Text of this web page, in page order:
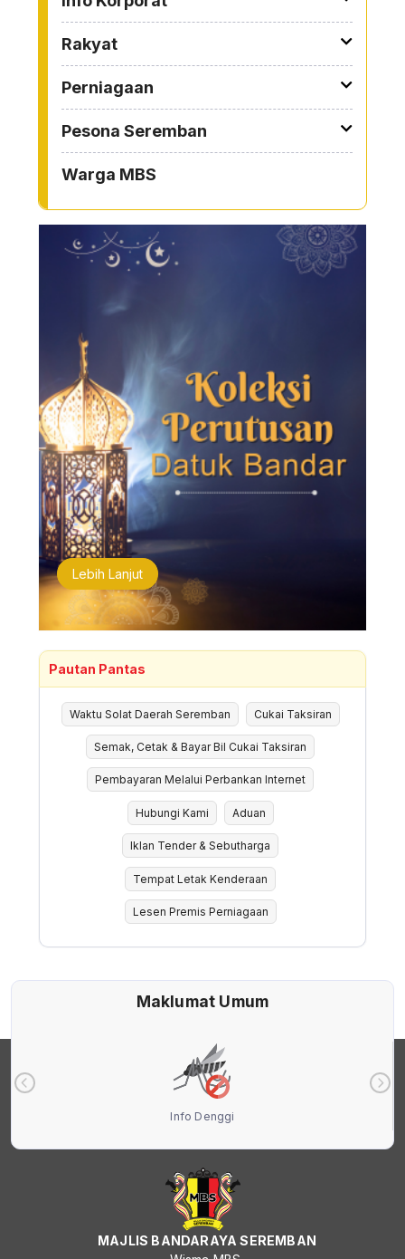
Rakyat
Perniagaan
Pesona Seremban
Warga MBS
Lebih Lanjut
Pautan Pantas
Waktu Solat Daerah Seremban Cukai Taksiran
Semak, Cetak & Bayar Bil Cukai Taksiran
Pembayaran Melalui Perbankan Internet
Hubungi Kami Aduan
Iklan Tender & Sebutharga
Tempat Letak Kenderaan
Lesen Premis Perniagaan
Maklumat Umum
Info Denggi
MAJLIS BANDARAYA SEREMBAN